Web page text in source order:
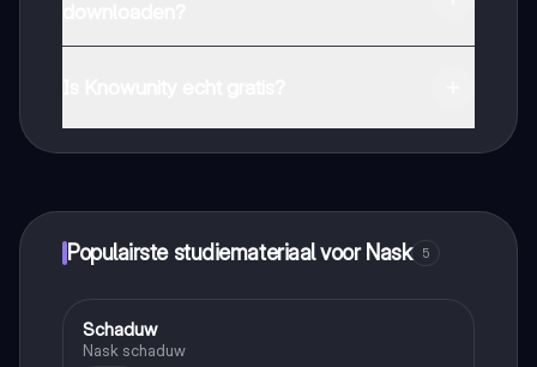
Populairste studiemateriaal voor Nask 5
Nask
Schaduw
Nask schaduw